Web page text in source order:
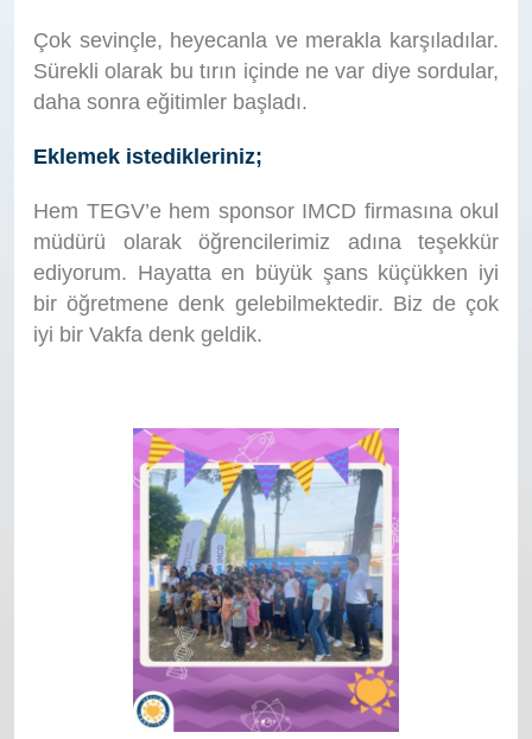
Çok sevinçle, heyecanla ve merakla karşıladılar.
Sürekli olarak bu tırın içinde ne var diye sordular,
daha sonra eğitimler başladı.
Eklemek istedikleriniz;
Hem TEGV’e hem sponsor IMCD firmasına okul
müdürü olarak öğrencilerimiz adına teşekkür
ediyorum. Hayatta en büyük şans küçükken iyi
bir öğretmene denk gelebilmektedir. Biz de çok
iyi bir Vakfa denk geldik.